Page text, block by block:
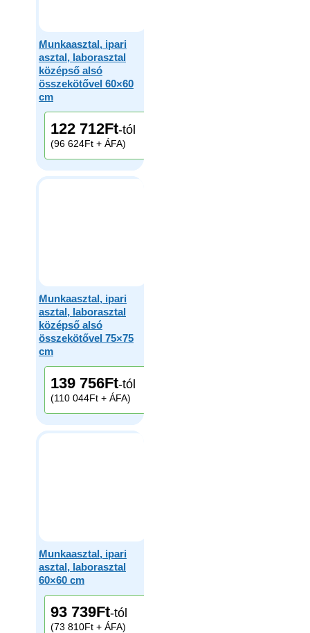
Munkaasztal, ipari
asztal, laborasztal
középső alsó
összekötővel 60×60
cm
122 712Ft-tól
(96 624Ft + ÁFA)
Munkaasztal, ipari
asztal, laborasztal
középső alsó
összekötővel 75×75
cm
139 756Ft-tól
(110 044Ft + ÁFA)
Munkaasztal, ipari
asztal, laborasztal
60×60 cm
93 739Ft-tól
(73 810Ft + ÁFA)